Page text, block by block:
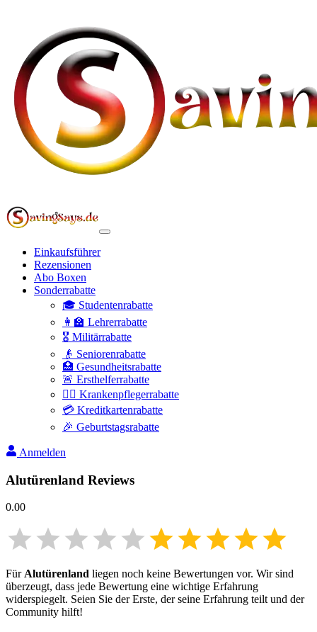
Einkaufsführer
Rezensionen
Abo Boxen
Sonderrabatte
🎓 Studentenrabatte
👩‍🏫 Lehrerrabatte
🎖️ Militärrabatte
👴 Seniorenrabatte
🏥 Gesundheitsrabatte
🚨 Ersthelferrabatte
👩‍⚕️ Krankenpflegerrabatte
💳 Kreditkartenrabatte
🎉 Geburtstagsrabatte
Anmelden
Alutürenland Reviews
0.00
FürAlutürenland liegen noch keine Bewertungen vor. Wir sind
überzeugt, dass jede Bewertung eine wichtige Erfahrung
widerspiegelt. Seien Sie der Erste, der seine Erfahrung teilt und der
Community hilft!